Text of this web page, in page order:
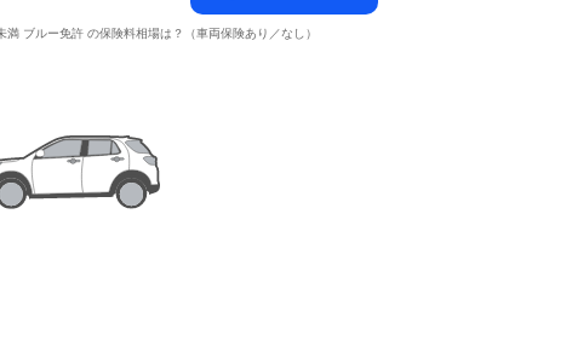
満 ブルー免許 の保険料相場は？（車両保険あり／なし）